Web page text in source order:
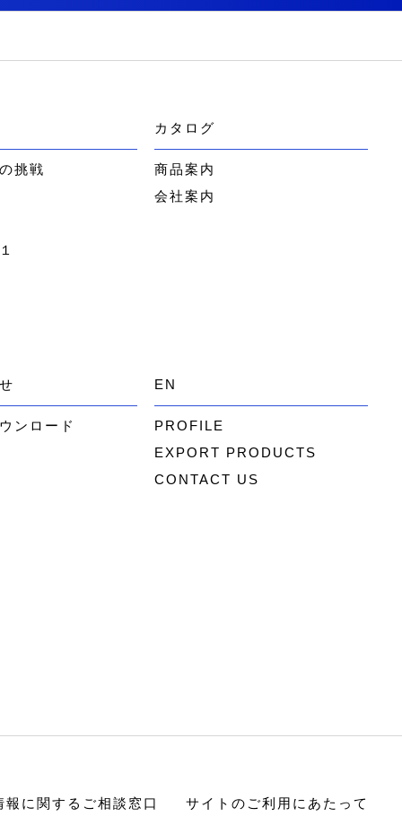
挑戦
カタログ
商品案内
会社案内
ンロード
EN
PROFILE
EXPORT PRODUCTS
CONTACT US
報に関するご相談窓口 サイトのご利用にあたって